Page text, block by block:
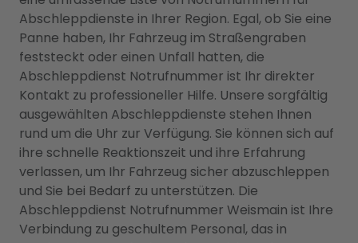
Abschleppdienste in Ihrer Region. Egal, ob Sie eine
Panne haben, Ihr Fahrzeug im Straßengraben
feststeckt oder einen Unfall hatten, die
Abschleppdienst Notrufnummer ist Ihr direkter
Kontakt zu professioneller Hilfe. Unsere sorgfältig
ausgewählten Abschleppdienste stehen Ihnen
rund um die Uhr zur Verfügung. Sie können sich auf
ihre schnelle Reaktionszeit und ihre Erfahrung
verlassen, um Ihr Fahrzeug sicher abzuschleppen
und Sie bei Bedarf zu unterstützen. Die
Abschleppdienst Notrufnummer Weismain ist Ihre
Verbindung zu geschultem Personal, das in